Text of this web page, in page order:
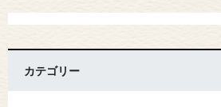
カテゴリー